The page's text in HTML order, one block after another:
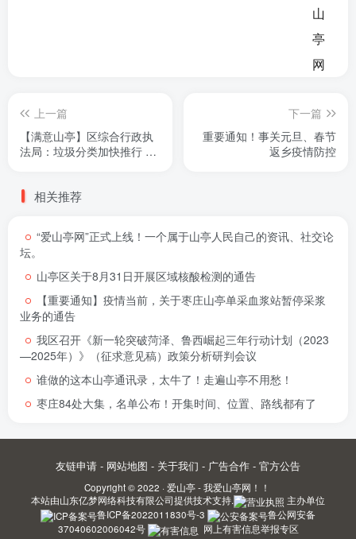
上一篇
【满意山亭】区综合行政执
法局：垃圾分类加快推行 全
下一篇
重要通知！事关元旦、春节
返乡疫情防控
相关推荐
“爱山亭网”正式上线！一个属于山亭人民自己的资讯、社交论
坛。
山亭区关于8月31日开展区域核酸检测的通告
【重要通知】疫情当前，关于枣庄山亭单采血浆站暂停采浆
业务的通告
我区召开《新一轮突破菏泽、鲁西崛起三年行动计划（2023
—2025年）》（征求意见稿）政策分析研判会议
谁做的这本山亭通讯录，太牛了！走遍山亭不用愁！
枣庄84处大集，名单公布！开集时间、位置、路线都有了
友链申请 - 网站地图 - 关于我们 - 广告合作 - 官方公告
Copyright © 2022 · 爱山亭 - 我爱山亭网！！
本站由山东亿梦网络科技有限公司提供技术支持.
主办单位
鲁ICP备2022011830号-3
鲁公网安备
37040602006042号
网上有害信息举报专区